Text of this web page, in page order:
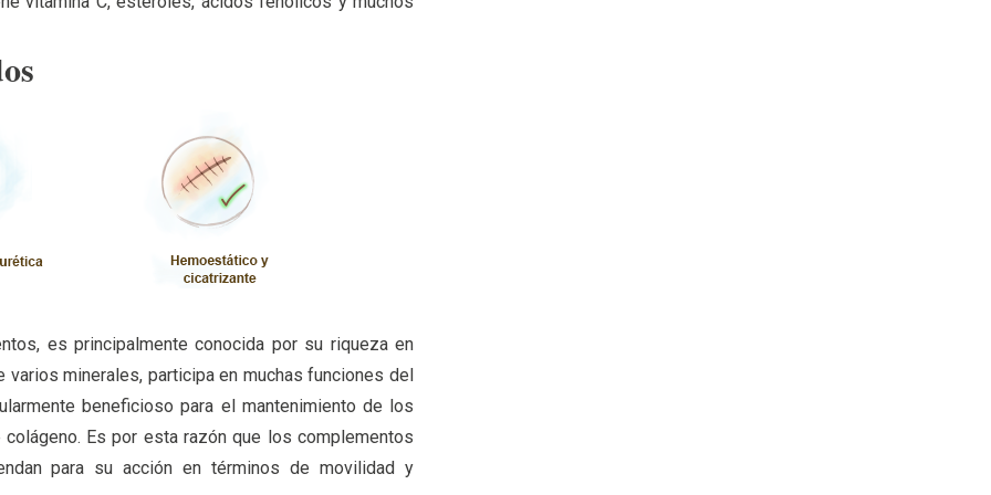
es principalmente conocida por su riqueza en
minerales, participa en muchas funciones del
beneficioso para el mantenimiento de los
Es por esta razón que los complementos
para su acción en términos de movilidad y